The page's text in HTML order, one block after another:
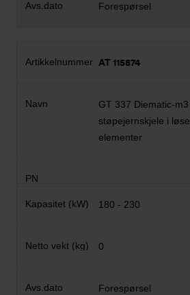
Forespørsel
AT 115874
GT 337 Diematic-m3
støpejernskjele i løse
elementer
180 - 230
0
Forespørsel